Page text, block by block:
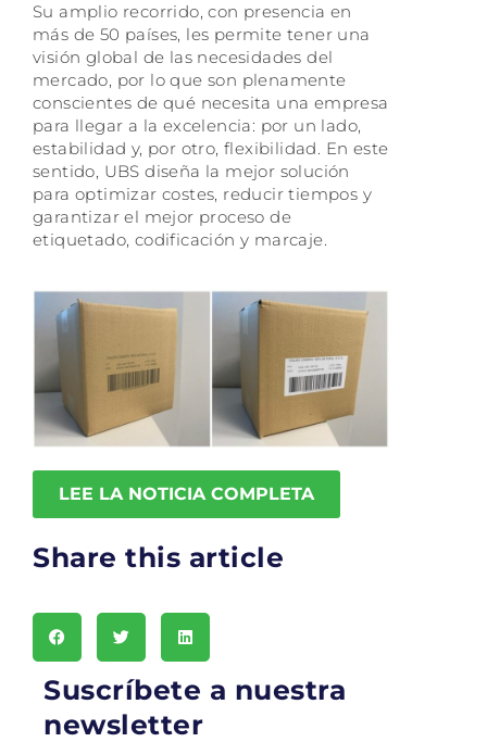
Su amplio recorrido, con presencia en
más de 50 países, les permite tener una
visión global de las necesidades del
mercado, por lo que son plenamente
conscientes de qué necesita una empresa
para llegar a la excelencia: por un lado,
estabilidad y, por otro, flexibilidad. En este
sentido, UBS diseña la mejor solución
para optimizar costes, reducir tiempos y
garantizar el mejor proceso de
etiquetado, codificación y marcaje.
LEE LA NOTICIA COMPLETA
Share this article
Suscríbete a nuestra
newsletter